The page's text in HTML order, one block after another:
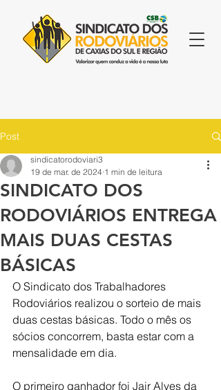
Post
SINDICATO DOS
RODOVIÁRIOS ENTREGA
MAIS DUAS CESTAS
BÁSICAS
sindicatorodoviari3
19 de mar. de 2024 1 min de leitura
O Sindicato dos Trabalhadores
Rodoviários realizou o sorteio de mais
duas cestas básicas. Todo o mês os
sócios concorrem, basta estar com a
mensalidade em dia.
O primeiro ganhador foi Jair Alves da